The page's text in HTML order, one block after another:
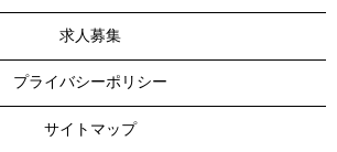
求人募集
プライバシーポリシー
サイトマップ